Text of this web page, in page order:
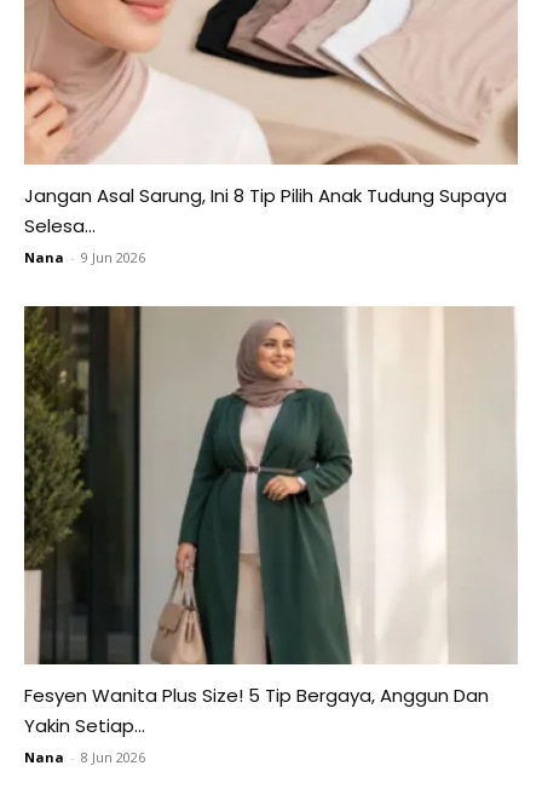
Jangan Asal Sarung, Ini 8 Tip Pilih Anak Tudung Supaya
Selesa...
Nana - 9 Jun 2026
Fesyen Wanita Plus Size! 5 Tip Bergaya, Anggun Dan
Yakin Setiap...
Nana - 8 Jun 2026